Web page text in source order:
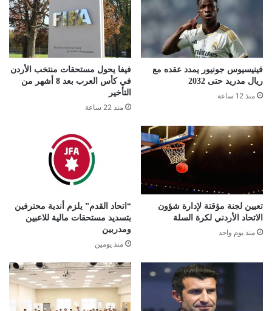
فينيسيوس جونيور يمدد عقده مع
ريال مدريد حتى 2032
منذ 12 ساعة
فيفا يحول مستحقات منتخب الأردن
في كأس العرب بعد 8 أشهر من
التأخير
منذ 22 ساعة
تعيين لجنة مؤقتة لإدارة شؤون
الاتحاد الأردني لكرة السلة
منذ يوم واحد
“اتحاد القدم” يلزم أندية محترفين
بتسديد مستحقات مالية للاعبين
ومدربين
منذ يومين